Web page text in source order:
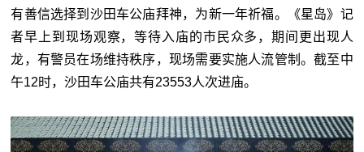
有善信选择到沙田车公庙拜神，为新一年祈福。《星岛》记
者早上到现场观察，等待入庙的市民众多，期间更出现人
龙，有警员在场维持秩序，现场需要实施人流管制。截至中
午12时，沙田车公庙共有23553人次进庙。